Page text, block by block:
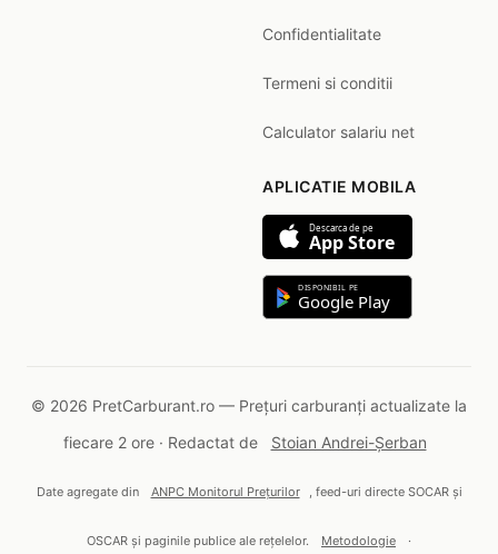
Confidentialitate
Termeni si conditii
Calculator salariu net
APLICATIE MOBILA
Descarca de pe
App Store
DISPONIBIL PE
Google Play
© 2026 PretCarburant.ro — Prețuri carburanți actualizate la
fiecare 2 ore · Redactat de
Stoian Andrei-Șerban
Date agregate din ANPC Monitorul Prețurilor , feed-uri directe SOCAR și
OSCAR și paginile publice ale rețelelor. Metodologie ·